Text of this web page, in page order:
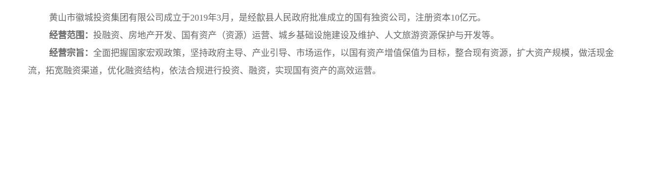
黄山市徽城投资集团有限公司成立于2019年3月，是经歙县人民政府批准成立的国有独资公司，注册资本10亿元。
经营范围： 投融资、房地产开发、国有资产（资源）运营、城乡基础设施建设及维护、人文旅游资源保护与开发等。
经营宗旨： 全面把握国家宏观政策，坚持政府主导、产业引导、市场运作，以国有资产增值保值为目标，整合现有资源，扩大资产规模，做活现金
流，拓宽融资渠道，优化融资结构，依法合规进行投资、融资，实现国有资产的高效运营。